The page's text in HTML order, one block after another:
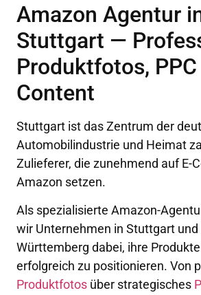
Amazon Agentur
Stuttgart —
Produktfotos, PPC
Content
Stuttgart ist das Zentrum der
Automobilindustrie und Heimat
Zulieferer, die zunehmend auf E-
Amazon setzen.
Als spezialisierte Amazon-
wir Unternehmen in Stuttgart und
Württemberg dabei, ihre
erfolgreich zu positionieren. Von
Produktfotos über strategisches